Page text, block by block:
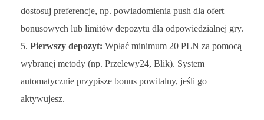
dostosuj preferencje, np. powiadomienia push dla ofert
bonusowych lub limitów depozytu dla odpowiedzialnej gry.
Pierwszy depozyt: Wpłać minimum 20 PLN za pomocą
wybranej metody (np. Przelewy24, Blik). System
automatycznie przypisze bonus powitalny, jeśli go
aktywujesz.